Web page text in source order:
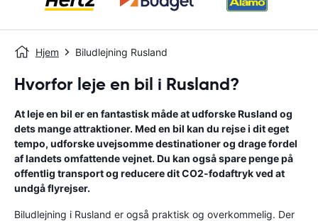
Hjem Biludlejning Rusland
Hvorfor leje en bil i Rusland?
At leje en bil er en fantastisk måde at udforske Rusland og
dets mange attraktioner. Med en bil kan du rejse i dit eget
tempo, udforske uvejsomme destinationer og drage fordel
af landets omfattende vejnet. Du kan også spare penge på
offentlig transport og reducere dit CO2-fodaftryk ved at
undgå flyrejser.
Biludlejning i Rusland er også praktisk og overkommelig. Der